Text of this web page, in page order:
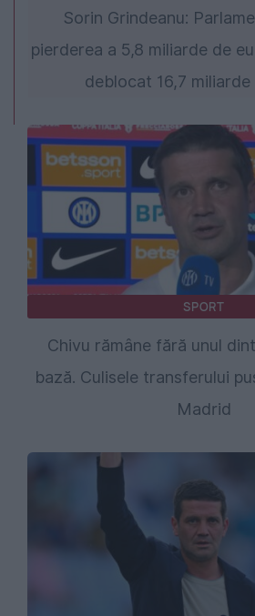
Sorin Grindeanu:
pierderea a 5,8 miliarde de
deblocat 16,7 miliarde
SPORT
Chivu rămâne fără unul
bază. Culisele transferului
Madrid